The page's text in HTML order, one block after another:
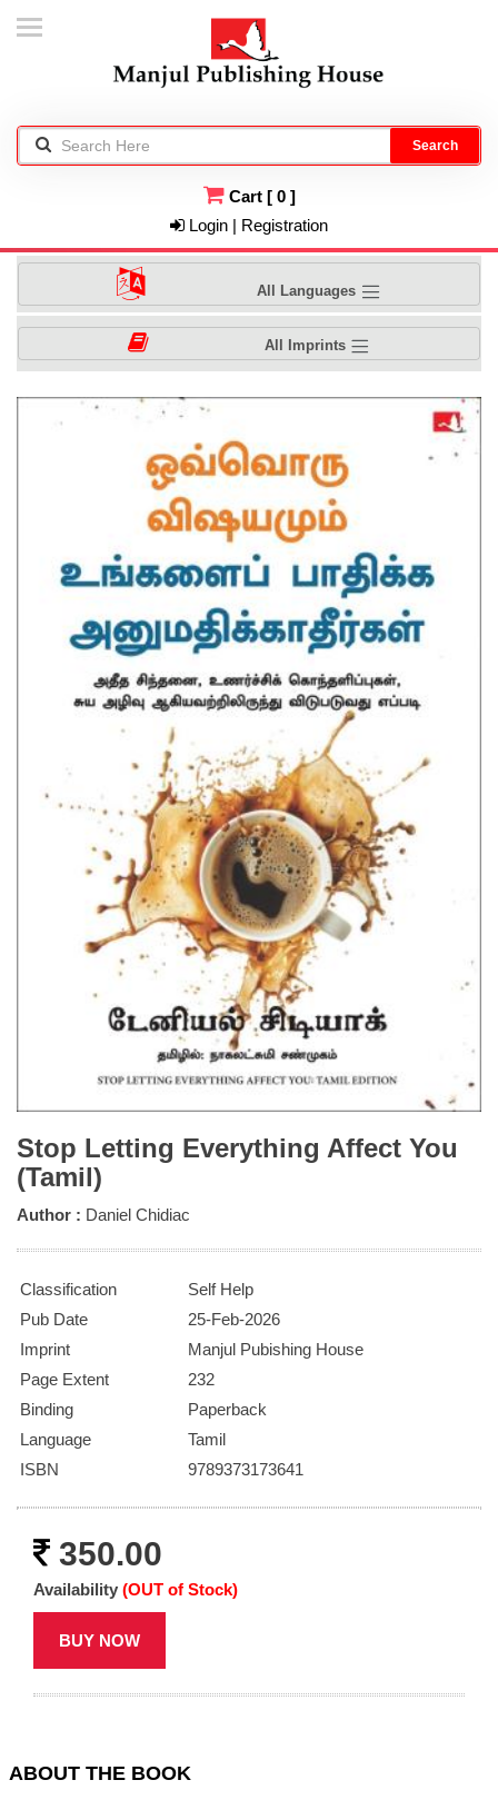
Search
Cart [ 0]
Login | Registration
All Languages
All Imprints
Stop Letting Everything Affect You
(Tamil)
Author : Daniel Chidiac
Classification
Self Help
Pub Date
25-Feb-2026
Imprint
Manjul Pubishing House
Page Extent
232
Binding
Paperback
Language
Tamil
ISBN
9789373173641
350.00
Availability (OUT of Stock)
BUY NOW
ABOUT THE BOOK